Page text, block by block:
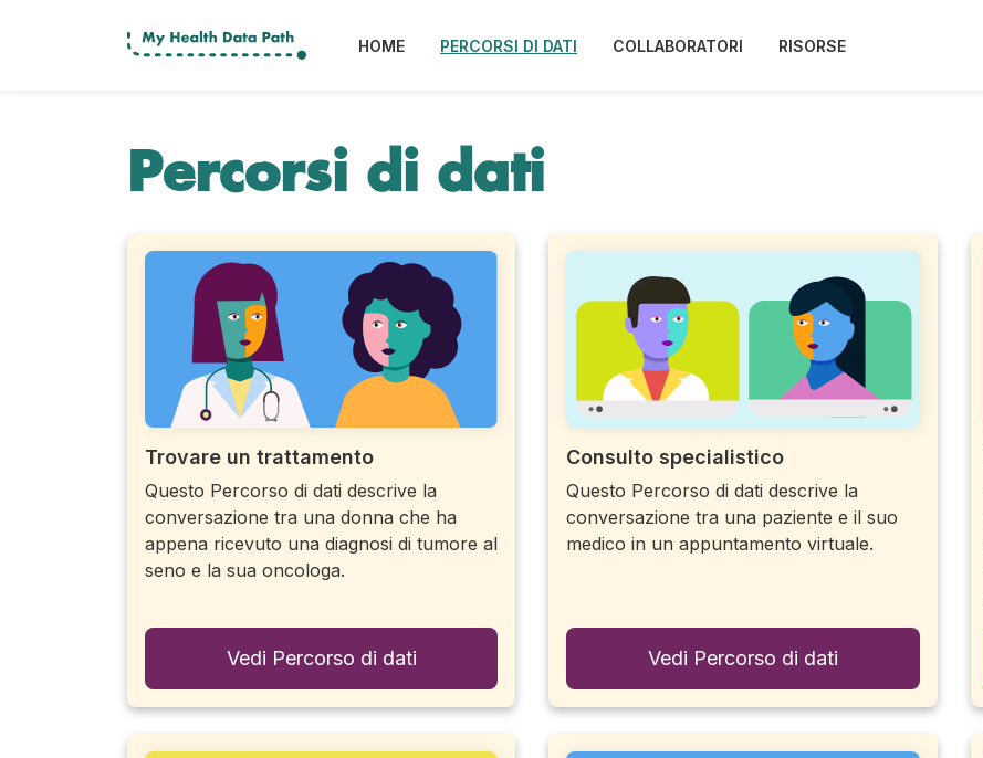
HOME PERCORSI DI DATI COLLABORATORI RISORSE
Percorsi di dati
Trovare un trattamento
Questo Percorso di dati descrive la
conversazione tra una donna che ha
appena ricevuto una diagnosi di tumore al
seno e la sua oncologa.
Vedi Percorso di dati
Consulto specialistico
Questo Percorso di dati descrive la
conversazione tra una paziente e il suo
medico in un appuntamento virtuale.
Vedi Percorso di dati